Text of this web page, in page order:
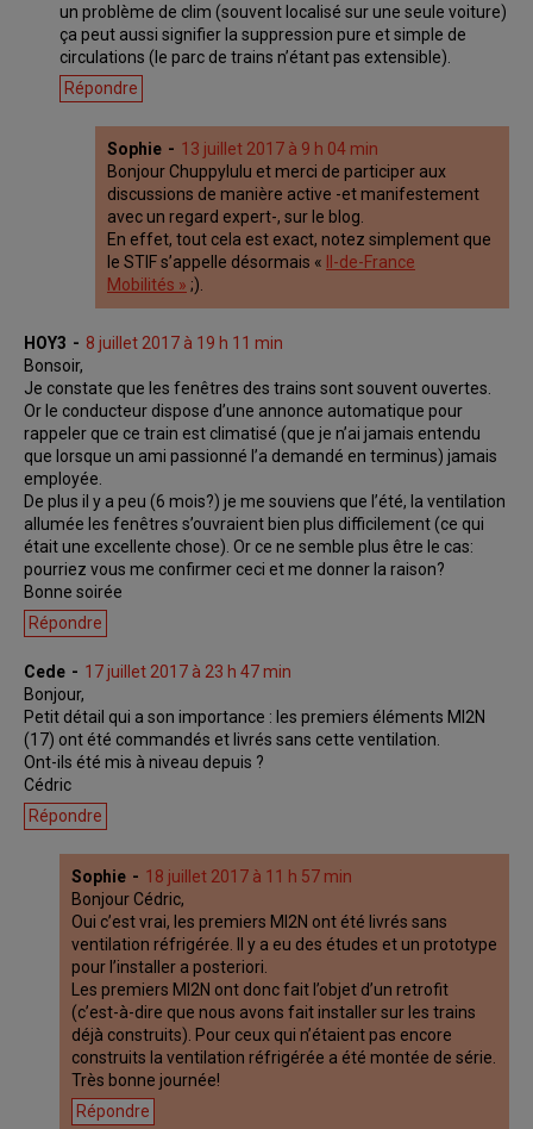
un problème de clim (souvent localisé sur une seule voiture)
ça peut aussi signifier la suppression pure et simple de
circulations (le parc de trains n’étant pas extensible).
Répondre
Sophie
13 juillet 2017 à 9 h 04 min
Bonjour Chuppylulu et merci de participer aux
discussions de manière active -et manifestement
avec un regard expert-, sur le blog.
En effet, tout cela est exact, notez simplement que
le STIF s’appelle désormais «
Il-de-France
Mobilités » ;).
HOY3
8 juillet 2017 à 19 h 11 min
Bonsoir,
Je constate que les fenêtres des trains sont souvent ouvertes.
Or le conducteur dispose d’une annonce automatique pour
rappeler que ce train est climatisé (que je n’ai jamais entendu
que lorsque un ami passionné l’a demandé en terminus) jamais
employée.
De plus il y a peu (6 mois?) je me souviens que l’été, la ventilation
allumée les fenêtres s’ouvraient bien plus difficilement (ce qui
était une excellente chose). Or ce ne semble plus être le cas:
pourriez vous me confirmer ceci et me donner la raison?
Bonne soirée
Répondre
Cede
17 juillet 2017 à 23 h 47 min
Bonjour,
Petit détail qui a son importance : les premiers éléments MI2N
(17) ont été commandés et livrés sans cette ventilation.
Ont-ils été mis à niveau depuis ?
Cédric
Répondre
Sophie
18 juillet 2017 à 11 h 57 min
Bonjour Cédric,
Oui c’est vrai, les premiers MI2N ont été livrés sans
ventilation réfrigérée. Il y a eu des études et un prototype
pour l’installer a posteriori.
Les premiers MI2N ont donc fait l’objet d’un retrofit
(c’est-à-dire que nous avons fait installer sur les trains
déjà construits). Pour ceux qui n’étaient pas encore
construits la ventilation réfrigérée a été montée de série.
Très bonne journée!
Répondre